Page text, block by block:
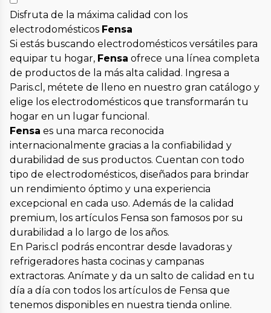
Disfruta de la máxima calidad con los
electrodomésticos Fensa
Si estás buscando electrodomésticos versátiles para
equipar tu hogar, Fensa ofrece una línea completa
de productos de la más alta calidad. Ingresa a
Paris.cl, métete de lleno en nuestro gran catálogo y
elige los electrodomésticos que transformarán tu
hogar en un lugar funcional.
Fensa es una marca reconocida
internacionalmente gracias a la confiabilidad y
durabilidad de sus productos. Cuentan con todo
tipo de electrodomésticos, diseñados para brindar
un rendimiento óptimo y una experiencia
excepcional en cada uso. Además de la calidad
premium, los artículos Fensa son famosos por su
durabilidad a lo largo de los años.
En Paris.cl podrás encontrar desde lavadoras y
refrigeradores hasta cocinas y campanas
extractoras. Anímate y da un salto de calidad en tu
día a día con todos los artículos de Fensa que
tenemos disponibles en nuestra tienda online.